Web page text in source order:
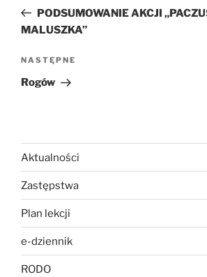
wpisPODSUMOWANIE AKCJI
MALUSZKA”
Następny
wpis
NASTĘPNE
Rogów
Aktualności
Zastępstwa
Plan lekcji
e-dziennik
RODO